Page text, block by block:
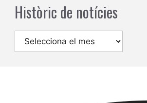
Històric de notícies
Arxius